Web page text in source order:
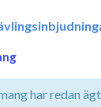
har redan